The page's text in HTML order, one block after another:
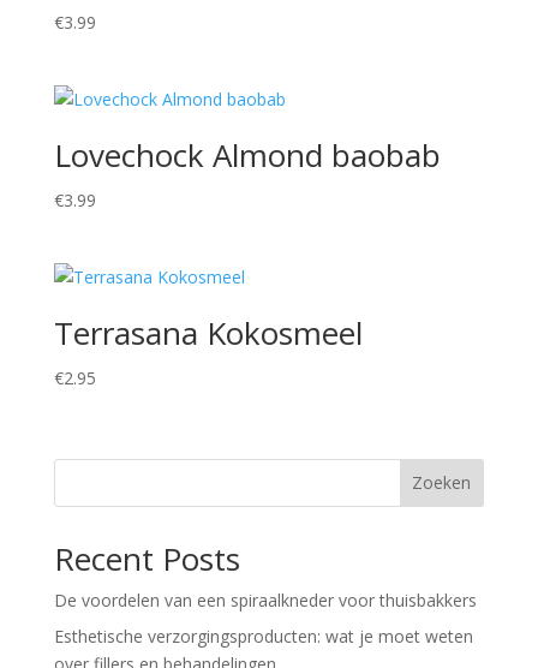
€3.99
Lovechock Almond baobab
€3.99
Terrasana Kokosmeel
€2.95
Zoeken
Recent Posts
De voordelen van een spiraalkneder voor thuisbakkers
Esthetische verzorgingsproducten: wat je moet weten
over fillers en behandelingen